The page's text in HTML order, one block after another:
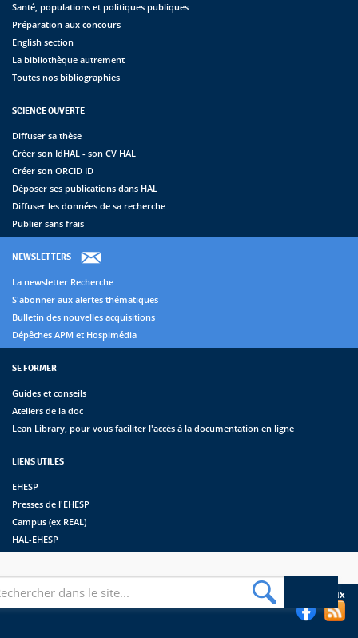
Santé, populations et politiques publiques
Préparation aux concours
English section
La bibliothèque autrement
Toutes nos bibliographies
SCIENCE OUVERTE
Diffuser sa thèse
Créer son IdHAL - son CV HAL
Créer son ORCID ID
Déposer ses publications dans HAL
Diffuser les données de sa recherche
Publier sans frais
NEWSLETTERS
La newsletter Recherche
S'abonner aux alertes thématiques
Bulletin des nouvelles acquisitions
Dépêches APM et Hospimédia
SE FORMER
Guides et conseils
Ateliers de la doc
Lean Library, pour vous faciliter l'accès à la documentation en ligne
LIENS UTILES
EHESP
Presses de l'EHESP
Campus (ex REAL)
HAL-EHESP
Suivez les bibliothèques de l'EHESP sur les réseaux sociaux